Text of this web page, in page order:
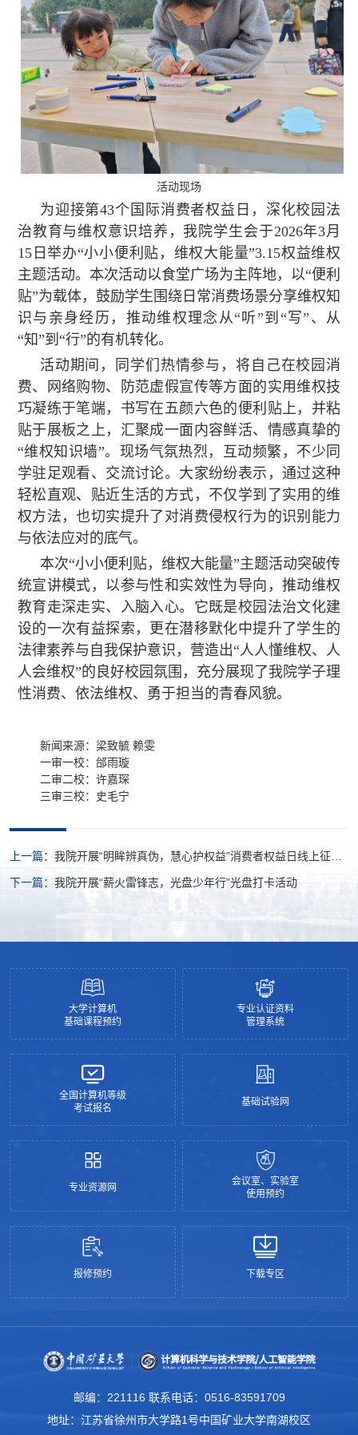
活动现场
为迎接第43个国际消费者权益日，深化校园法
治教育与维权意识培养，我院学生会于2026年3月
15日举办“小小便利贴，维权大能量”3.15权益维权
主题活动。本次活动以食堂广场为主阵地，以“便利
贴”为载体，鼓励学生围绕日常消费场景分享维权知
识与亲身经历，推动维权理念从“听”到“写”、从
“知”到“行”的有机转化。
活动期间，同学们热情参与，将自己在校园消
费、网络购物、防范虚假宣传等方面的实用维权技
巧凝练于笔端，书写在五颜六色的便利贴上，并粘
贴于展板之上，汇聚成一面内容鲜活、情感真挚的
“维权知识墙”。现场气氛热烈，互动频繁，不少同
学驻足观看、交流讨论。大家纷纷表示，通过这种
轻松直观、贴近生活的方式，不仅学到了实用的维
权方法，也切实提升了对消费侵权行为的识别能力
与依法应对的底气。
本次“小小便利贴，维权大能量”主题活动突破传
统宣讲模式，以参与性和实效性为导向，推动维权
教育走深走实、入脑入心。它既是校园法治文化建
设的一次有益探索，更在潜移默化中提升了学生的
法律素养与自我保护意识，营造出“人人懂维权、人
人会维权”的良好校园氛围，充分展现了我院学子理
性消费、依法维权、勇于担当的青春风貌。
新闻来源：梁致毓 赖雯
一审一校：邰雨璇
二审二校：许嘉琛
三审三校：史毛宁
上一篇： 我院开展“明眸辨真伪，慧心护权益”消费者权益日线上征集
活动
下一篇： 我院开展“薪火雷锋志，光盘少年行”光盘打卡活动
大学计算机
基础课程预约
专业认证资料
管理系统
全国计算机等级
考试报名
基础试验网
专业资源网
会议室、实验室
使用预约
报修预约 下载专区
邮编：221116 联系电话：0516-83591709
地址：江苏省徐州市大学路1号中国矿业大学南湖校区